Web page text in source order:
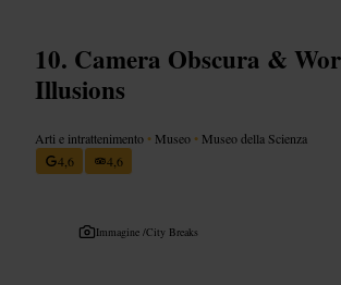
Camera Obscura &
Illusions
Arti e intrattenimento • Museo • Museo della Scienza
4,6
4,6
Immagine /City Breaks